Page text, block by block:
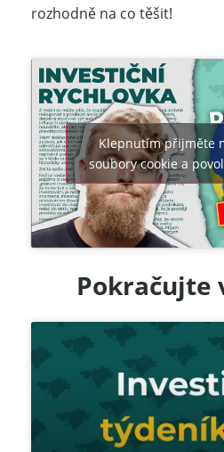
rozhodně na co těšit!
Klepnutím přijměte
soubory cookie a
Pokračujte